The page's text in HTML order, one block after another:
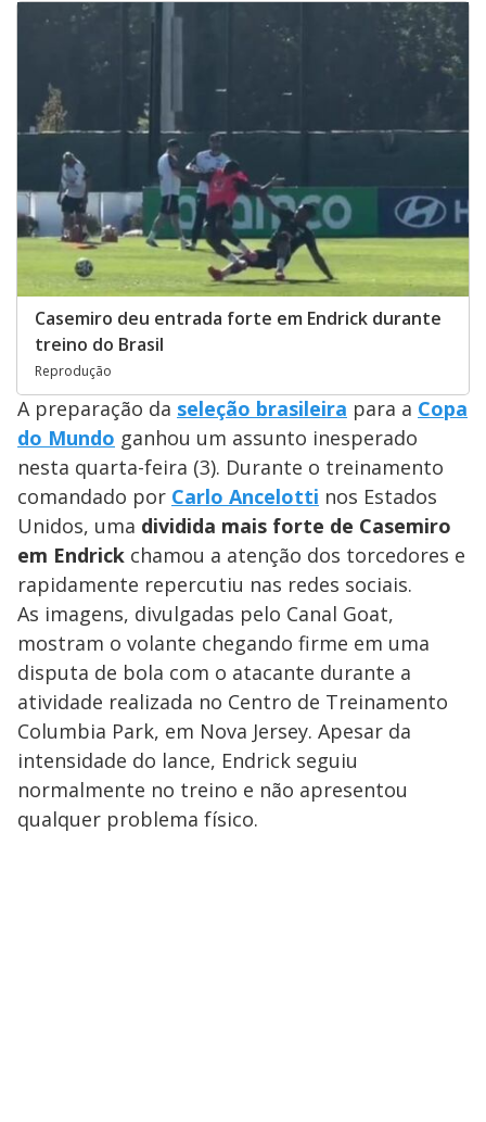
Casemiro deu entrada forte em Endrick durante
treino do Brasil
Reprodução
A preparação da seleção brasileira para a Copa
do Mundo ganhou um assunto inesperado
nesta quarta-feira (3). Durante o treinamento
comandado por Carlo Ancelotti nos Estados
Unidos, uma dividida mais forte de Casemiro
em Endrick chamou a atenção dos torcedores e
rapidamente repercutiu nas redes sociais.
As imagens, divulgadas pelo Canal Goat,
mostram o volante chegando firme em uma
disputa de bola com o atacante durante a
atividade realizada no Centro de Treinamento
Columbia Park, em Nova Jersey. Apesar da
intensidade do lance, Endrick seguiu
normalmente no treino e não apresentou
qualquer problema físico.